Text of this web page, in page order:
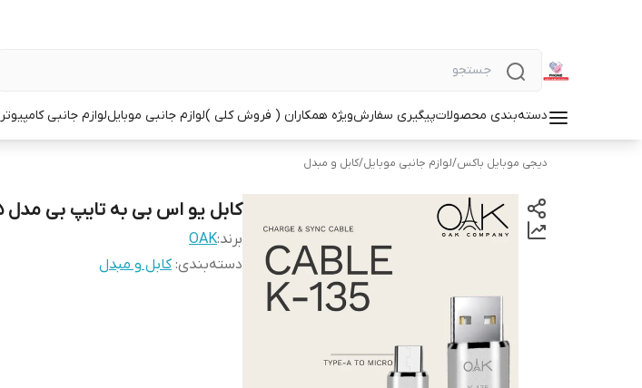
دسته‌بندی محصولاتپیگیری سفارشویژه همکاران ( فروش کلی )لوازم جانبی موبایللوازم جانبی کامپیوتر
دیجی موبایل باکس/لوازم جانبی موبایل/کابل و مبدل
کابل یو اس بی به تایپ بی مدل OAK 135
برند:OAK
دسته‌بندی:کابل و مبدل